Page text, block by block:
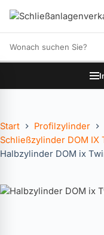
Start
Profilzylinder
Schließzylinder DOM IX
Halbzylinder DOM ix